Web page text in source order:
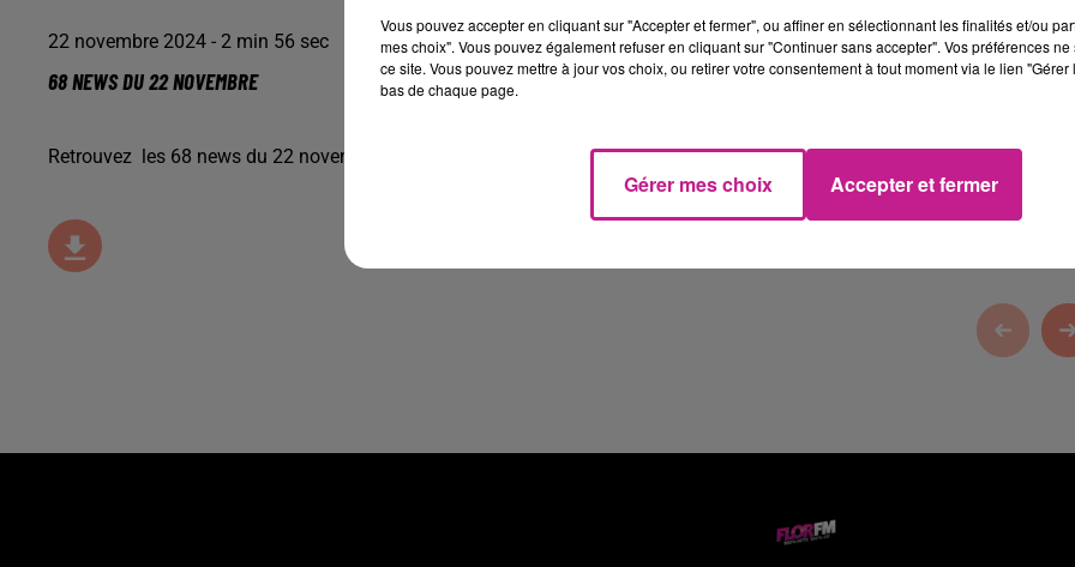
22 novembre 2024 - 2 min 56 sec
68 NEWS DU 22 NOVEMBRE
Retrouvez les 68 news du 22 novembre avec Colmar et Burnhaupt-le-Haut, votre animalerie dans le Haut-Rhin
Vous pouvez accepter en cliquant sur "Accepter et fermer", ou affiner en sélectionnant les finalités et/ou
mes choix". Vous pouvez également refuser en cliquant sur "Continuer sans accepter". Vos préférences
ce site. Vous pouvez mettre à jour vos choix, ou retirer votre consentement à tout moment via le lien
bas de chaque page.
Gérer mes choix Accepter et fermer